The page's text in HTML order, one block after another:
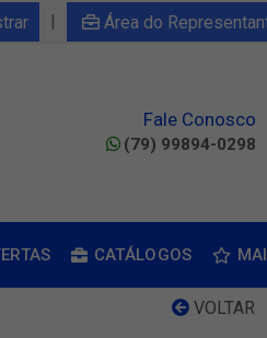
| Área do
Fale Conosco
(79) 99894-0298
CATÁLOGOS
VOLTAR